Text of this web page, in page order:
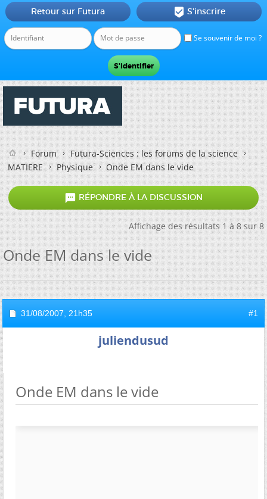
Se souvenir de moi ?
Retour sur Futura  S'inscrire
Forum
Futura-Sciences : les forums de la science
MATIERE
Physique Onde EM dans le vide
 RÉPONDRE À LA DISCUSSION
Affichage des résultats 1 à 8 sur 8
Onde EM dans le vide
31/08/2007, 21h35 #1
juliendusud
Onde EM dans le vide